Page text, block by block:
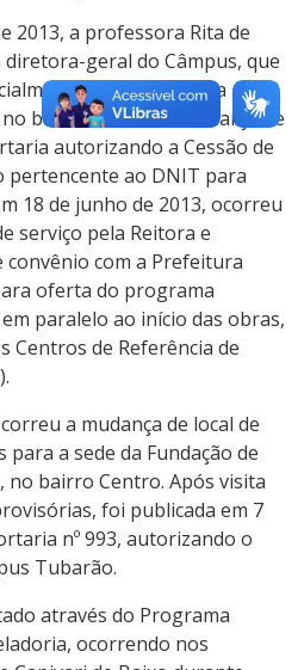
2013, a professora Rita de
geral do Câmpus, que
em uma sala da
bairro Oficinas. Em março de
autorizando a Cessão de
ao DNIT para
18 de junho de 2013, ocorreu
serviço pela Reitora e
com a Prefeitura
oferta do programa
paralelo ao início das obras,
Centros de Referência de
a mudança de local de
a sede da Fundação de
no bairro Centro. Após visita
foi publicada em 7
nº 993, autorizando o
Tubarão.
através do Programa
ocorrendo nos